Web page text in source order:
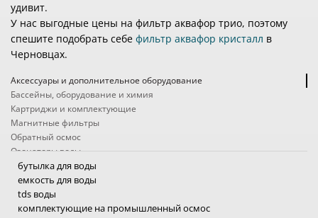
удивит.
У нас выгодные цены на фильтр аквафор трио, поэтому
спешите подобрать себе фильтр аквафор кристалл в
Черновцах.
Аксессуары и дополнительное оборудование
Бассейны, оборудование и химия
Картриджи и комплектующие
Магнитные фильтры
Обратный осмос
Озонаторы воды
Походные фильтры
Проточные фильтры
Системы защиты от протечек
Системы очистки воды промышленные
бутылка для воды
емкость для воды
tds воды
комплектующие на промышленный осмос